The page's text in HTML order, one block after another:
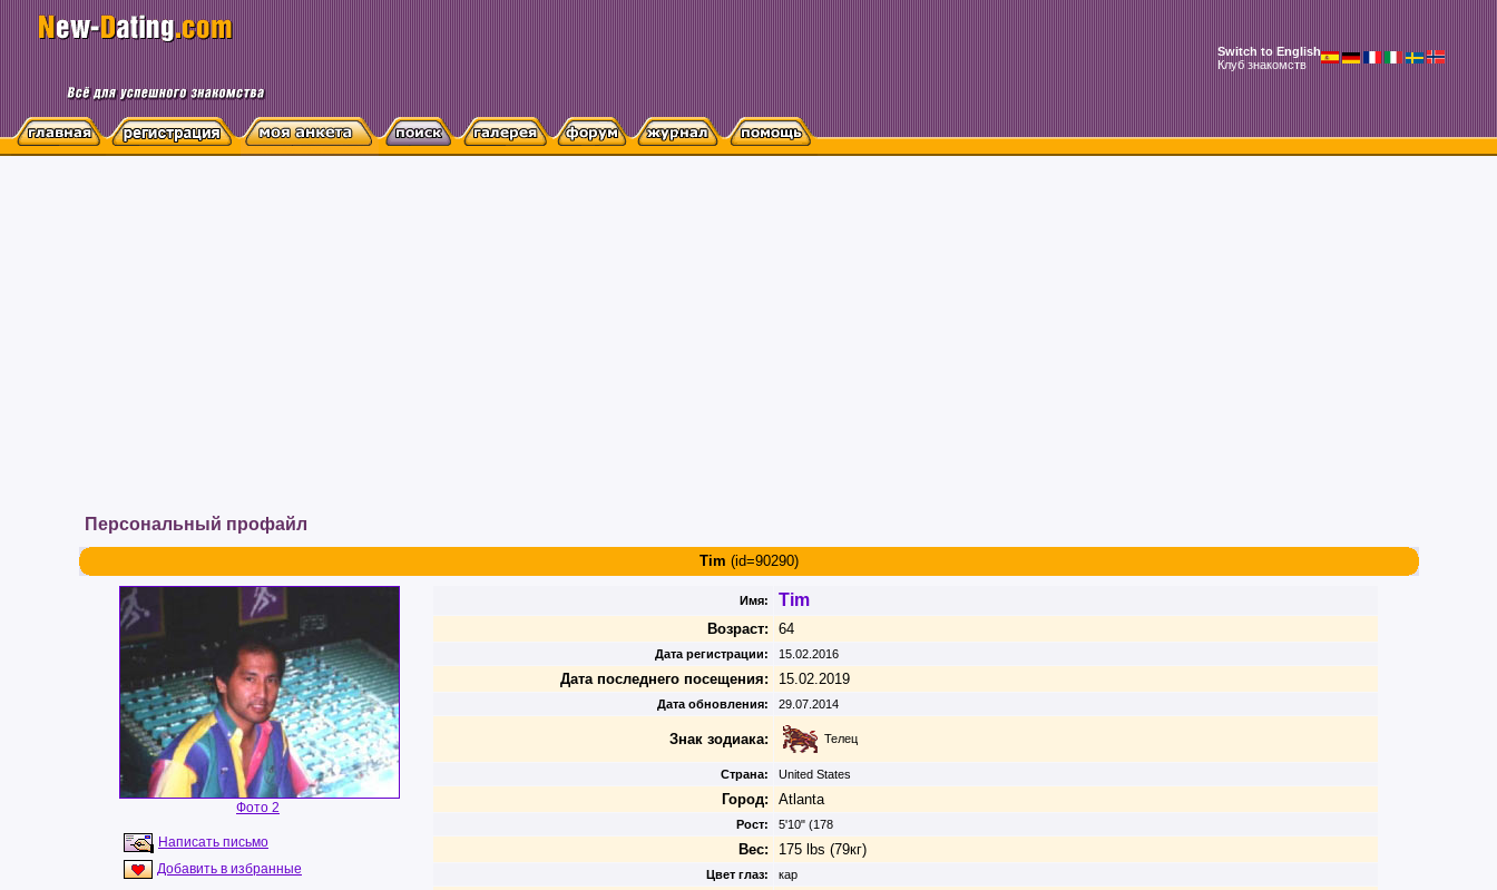
Switch to English
Клуб знакомств
Персональный профайл
Tim (id=90290)
Фото 2
Написать письмо
Добавить в избранные
Имя: Tim
Возраст: 64
Дата регистрации: 15.02.2016
Дата последнего посещения: 15.02.2019
Дата обновления: 29.07.2014
Знак зодиака: Телец
Страна: United States
Город: Atlanta
Рост: 5'10" (178
Вес: 175 lbs (79кг)
Цвет глаз: кар